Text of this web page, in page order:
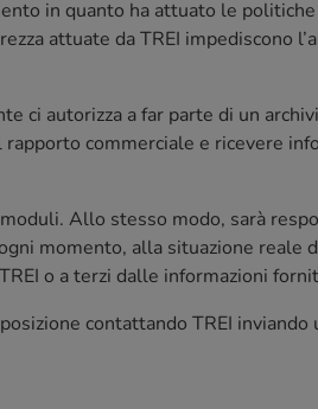
in quanto ha attuato le
attuate da TREI impediscono
ci autorizza a far parte di un
commerciale e ricevere
Allo stesso modo, sarà
momento, alla situazione reale
o a terzi dalle informazioni
contattando TREI inviando